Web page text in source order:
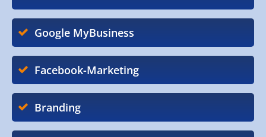
Google MyBusiness
Facebook-Marketing
Branding